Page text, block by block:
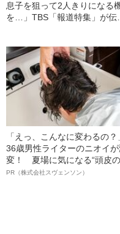
息子を狙って2人きりになる
を…」TBS「報道特集」が伝
「えっ、こんなに変わるの？
36歳男性ライターのニオイが
変！ 夏場に気になる“頭皮の
オイ”や“ベタつき”を解消す
PR（株式会社スヴェンソン）